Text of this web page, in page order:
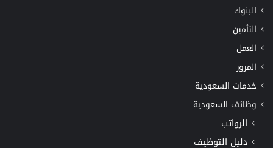
البنوك
التأمين
العمل
المرور
خدمات السعودية
وظائف السعودية
الرواتب
دليل التوظيف